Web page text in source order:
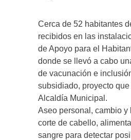
Cerca de 52 habitantes
recibidos en las
de Apoyo para el
donde se llevó a cabo
de vacunación e
subsidiado, proyecto
Alcaldía Municipal.
Aseo personal, cambio y
corte de cabello,
sangre para detectar